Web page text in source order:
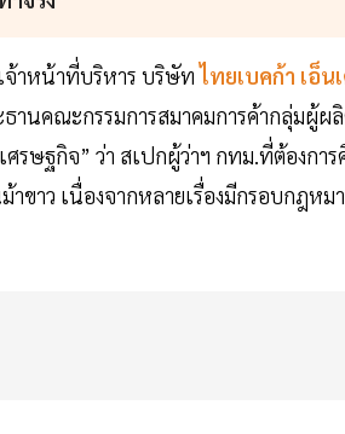
จ้าหน้าที่บริหาร บริษัทไทยเบคก้า เอ็น
ธานคณะกรรมการสมาคมการค้ากลุ่ม
รษฐกิจ” ว่า สเปกผู้ว่าฯ กทม.ที่ต้องก
ขาว เนื่องจากหลายเรื่องมีกรอบกฎห